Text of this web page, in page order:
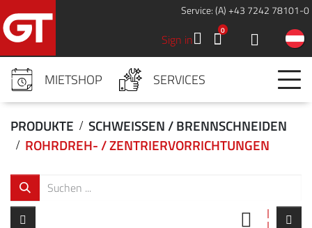
Service: (A) +43 7242 78101-0
Sign in
0
MIETSHOP SERVICES
PRODUKTE
SCHWEISSEN / BRENNSCHNEIDEN
ROHRDREH- / ZENTRIERVORRICHTUNGEN